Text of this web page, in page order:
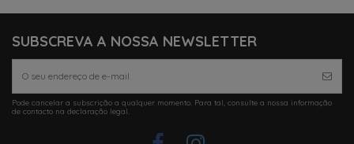
SUBSCREVA A NOSSA NEWSLETTER
Pode cancelar a subscrição a qualquer momento. Para tal, consulte a nossa informação
de contacto na declaração legal.